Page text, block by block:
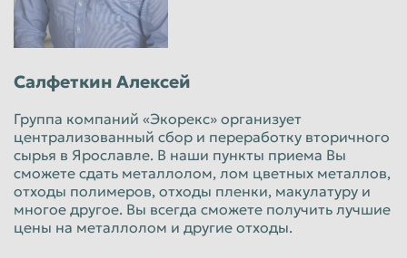
Салфеткин Алексей
Группа компаний «Экорекс» организует
централизованный сбор и переработку вторичного
сырья в Ярославле. В наши пункты приема Вы
сможете сдать металлолом, лом цветных металлов,
отходы полимеров, отходы пленки, макулатуру и
многое другое. Вы всегда сможете получить лучшие
цены на металлолом и другие отходы.